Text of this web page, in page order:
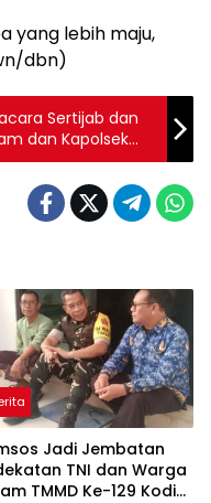
yang lebih maju,
dbn)
Sertijab dan
dan Kapolsek
Jadi Jembatan
TNI dan Warga
TMMD Ke-129 Kodim